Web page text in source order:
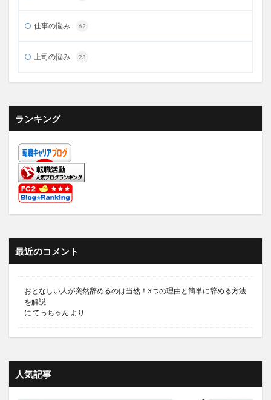
仕事の悩み 62
上司の悩み 23
ランキング
最近のコメント
おとなしい人が突然辞めるのは当然！3つの理由と簡単に辞める方法
を解説
に てっちゃん より
人気記事